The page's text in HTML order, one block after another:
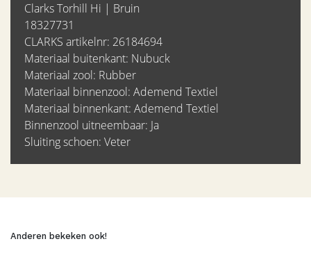
Clarks Torhill Hi | Bruin
18327731
CLARKS artikelnr: 26184694
Materiaal buitenkant: Nubuck
Materiaal zool: Rubber
Materiaal binnenzool: Ademend Textiel
Materiaal binnenkant: Ademend Textiel
Binnenzool uitneembaar: Ja
Sluiting schoen: Veter
Anderen bekeken ook!